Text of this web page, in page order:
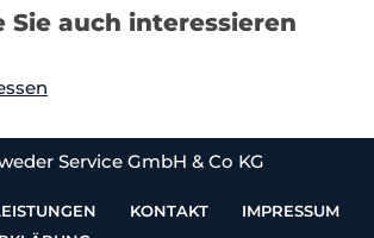
Sie auch interessieren
Service GmbH & Co KG
KONTAKT
IMPRESSUM